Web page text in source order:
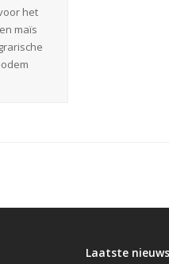
het
maïs
Laatste nieuws